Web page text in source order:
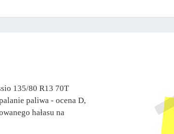
135/80 R13 70T
paliwa - ocena D,
hałasu na